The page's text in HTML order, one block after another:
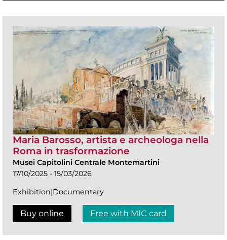
Maria Barosso, artista e archeologa nella
Roma in trasformazione
Musei Capitolini Centrale Montemartini
17/10/2025 - 15/03/2026
Exhibition|Documentary
Buy online Free with MIC card